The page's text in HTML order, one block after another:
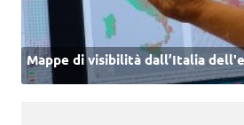
Mappe di visibilità dall’Italia